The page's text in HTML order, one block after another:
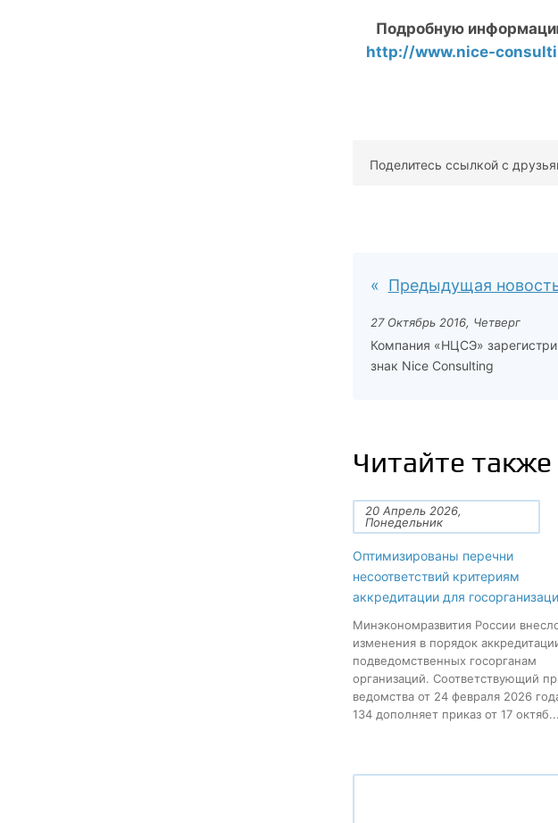
Подробную
http://www.nice-
Поделитесь ссылкой с
Предыдущая
27 Октябрь 2016, Четверг
Компания «НЦСЭ»
знак Nice Consulting
Читайте также
20 Апрель 2026,
Понедельник
Оптимизированы перечни
несоответствий критериям
аккредитации для
Минэкономразвития России
изменения в порядок
подведомственных госорганам
организаций. Соответствующий
ведомства от 24 февраля 2026
134 дополняет приказ от 17 октяб...